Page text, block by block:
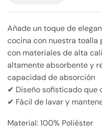
Añade un toque de
cocina con nuestra toalla
con materiales de alta
altamente absorbente y
capacidad de absorción
✔ Diseño sofisticado que
✔ Fácil de lavar y
Material: 100% Poliéster